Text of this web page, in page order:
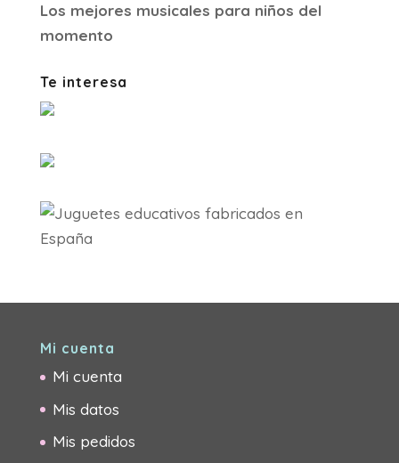
Los mejores musicales para niños del
momento
Te interesa
Mi cuenta
Mi cuenta
Mis datos
Mis pedidos